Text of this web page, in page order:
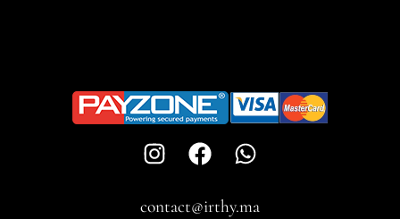
contact@irthy.ma​